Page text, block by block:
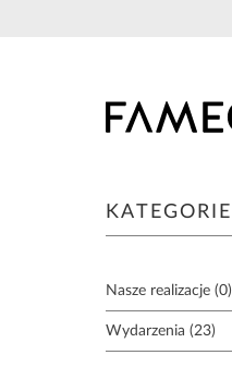
KATEGORIE
Nasze realizacje (0)
Wydarzenia (23)